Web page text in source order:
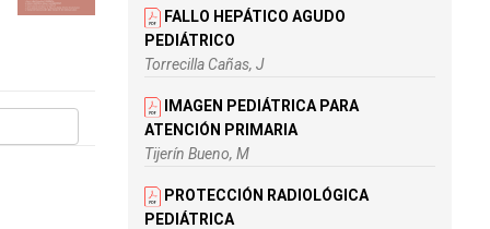
FALLO HEPÁTICO AGUDO
PEDIÁTRICO
Torrecilla Cañas, J
IMAGEN PEDIÁTRICA PARA
ATENCIÓN PRIMARIA
Tijerín Bueno, M
PROTECCIÓN RADIOLÓGICA
PEDIÁTRICA